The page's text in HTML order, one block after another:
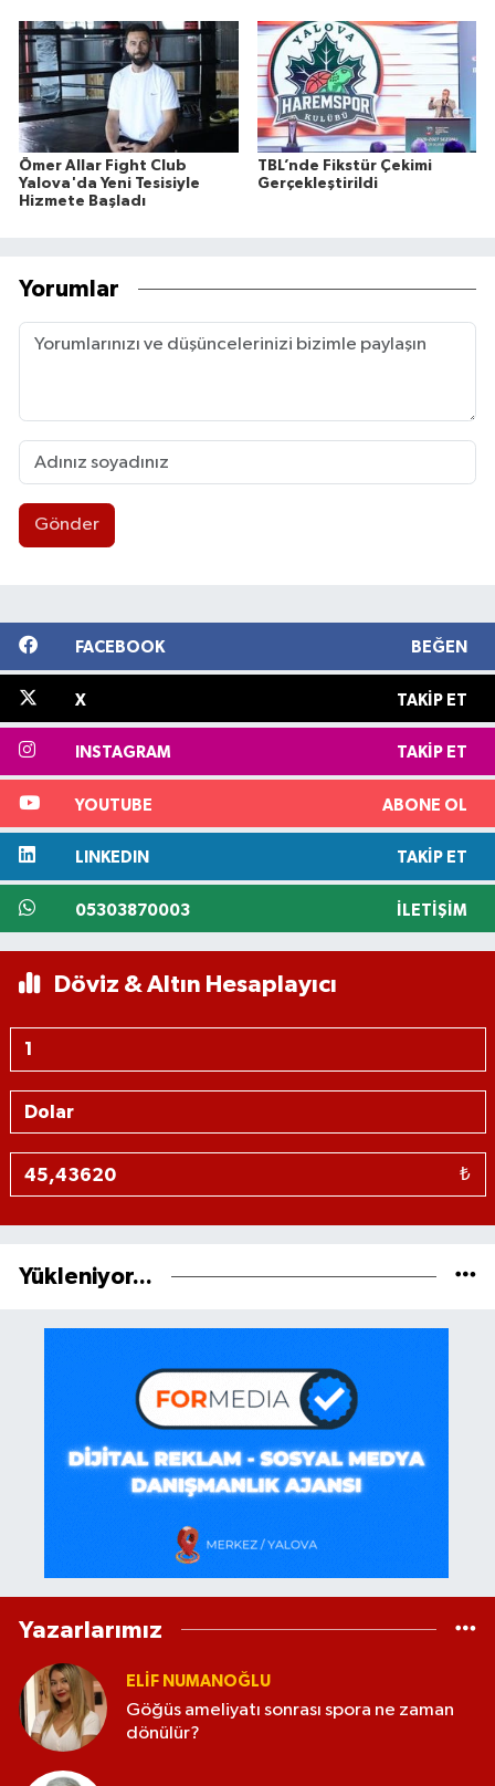
Ömer Allar Fight Club
Yalova'da Yeni Tesisiyle
Hizmete Başladı
TBL’nde Fikstür Çekimi
Gerçekleştirildi
Yorumlar
Gönder
FACEBOOK BEĞEN
X TAKIP ET
INSTAGRAM TAKIP ET
YOUTUBE ABONE OL
LINKEDIN TAKIP ET
05303870003 İLETIŞIM
Döviz & Altın Hesaplayıcı
₺
Yükleniyor...
Yazarlarımız
ELİF NUMANOĞLU
Göğüs ameliyatı sonrası spora ne zaman
dönülür?